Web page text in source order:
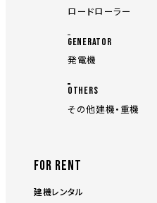
ロードローラー
GENERATOR
発電機
OTHERS
その他建機・重機
FOR RENT
建機レンタル